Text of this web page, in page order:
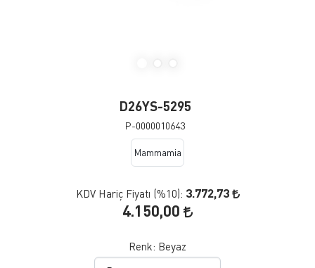
D26YS-5295
P-0000010643
Mammamia
KDV Hariç Fiyatı (%10): 3.772,73
4.150,00
Renk: Beyaz